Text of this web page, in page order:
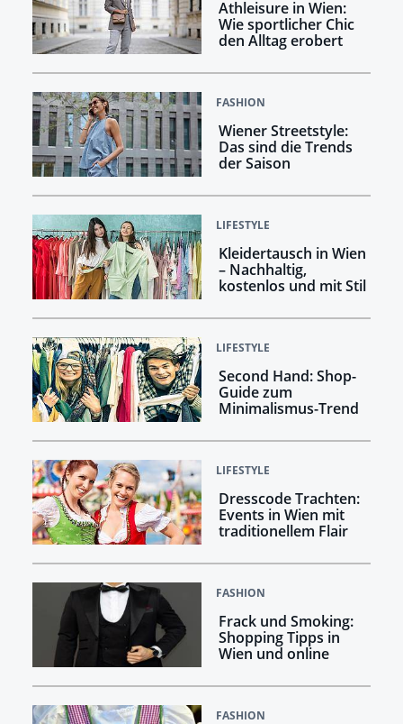
Athleisure in Wien:
Wie sportlicher Chic
den Alltag erobert
FASHION
Wiener Streetstyle:
Das sind die Trends
der Saison
LIFESTYLE
Kleidertausch in Wien
– Nachhaltig,
kostenlos und mit Stil
LIFESTYLE
Second Hand: Shop-
Guide zum
Minimalismus-Trend
LIFESTYLE
Dresscode Trachten:
Events in Wien mit
traditionellem Flair
FASHION
Frack und Smoking:
Shopping Tipps in
Wien und online
FASHION